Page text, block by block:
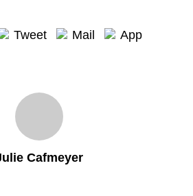
Tweet Mail App
Cafmeyer